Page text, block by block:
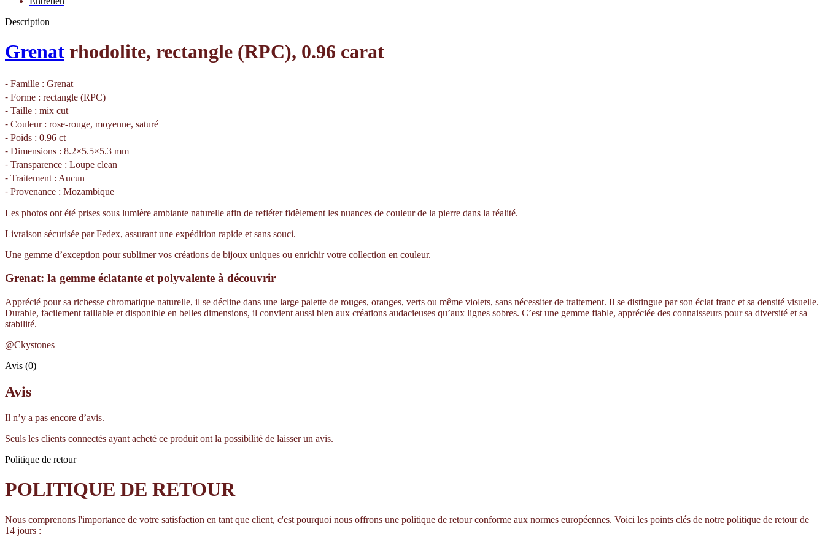
Description
Grenat rhodolite, rectangle (RPC), 0.96 carat
⁃ Famille : Grenat
⁃ Forme : rectangle (RPC)
⁃ Taille : mix cut
⁃ Couleur : rose-rouge, moyenne, saturé
⁃ Poids : 0.96 ct
⁃ Dimensions : 8.2×5.5×5.3 mm
⁃ Transparence : Loupe clean
⁃ Traitement : Aucun
⁃ Provenance : Mozambique
Les photos ont été prises sous lumière ambiante naturelle afin de refléter fidèlement les nuances de couleur de la pierre dans la réalité.
Livraison sécurisée par Fedex, assurant une expédition rapide et sans souci.
Une gemme d’exception pour sublimer vos créations de bijoux uniques ou enrichir votre collection en couleur.
Grenat: la gemme éclatante et polyvalente à découvrir
Apprécié pour sa richesse chromatique naturelle, il se décline dans une large palette de rouges, oranges, verts ou même violets, sans nécessiter de traitement. Il se distingue par son éclat franc et sa densité visuelle.
Durable, facilement taillable et disponible en belles dimensions, il convient aussi bien aux créations audacieuses qu’aux lignes sobres. C’est une gemme fiable, appréciée des connaisseurs pour sa diversité et sa
stabilité.
@Ckystones
Avis (0)
Avis
Il n’y a pas encore d’avis.
Seuls les clients connectés ayant acheté ce produit ont la possibilité de laisser un avis.
Politique de retour
POLITIQUE DE RETOUR
Nous comprenons l'importance de votre satisfaction en tant que client, c'est pourquoi nous offrons une politique de retour conforme aux normes européennes. Voici les points clés de notre politique de retour de
14 jours :